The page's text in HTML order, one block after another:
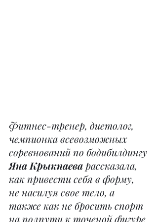
Фитнес-тренер, диетолог,
чемпионка всевозможных
соревнований по бодибилдингу
Яна Крыкпаева рассказала,
как привести себя в форму,
не насилуя свое тело, а
также как не бросить спорт
на полпути к точеной фигуре